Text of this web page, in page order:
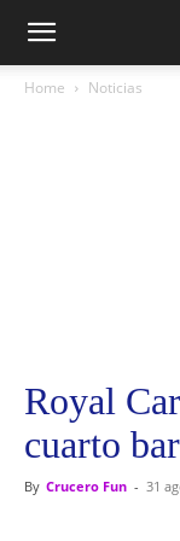
Home Noticias
Royal
cuarto
By Crucero Fun - 31